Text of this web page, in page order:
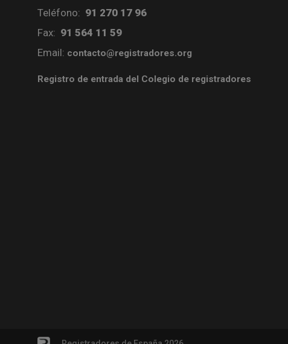
Teléfono: 91 270 17 96
Fax: 91 564 11 59
Email: contacto@registradores.org
Registro de entrada del Colegio de registradores